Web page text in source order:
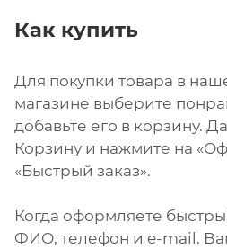
Как купить
Для покупки товара в
магазине выберите
добавьте его в корзину.
Корзину и нажмите на
«Быстрый заказ».
Когда оформляете
ФИО, телефон и e-mail.